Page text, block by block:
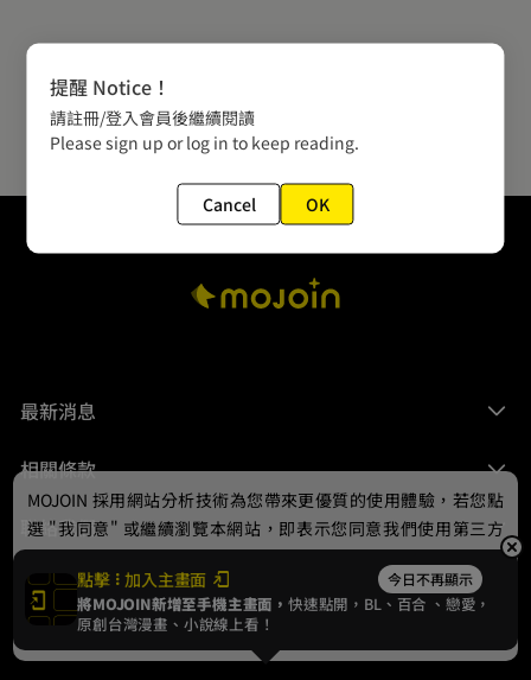
最新消息
相關條款
聯絡我們
© 2024 gamania Digital Entertainment Co., Ltd.
點擊 加入主畫面 今日不再顯示
將MOJOIN新增至手機主畫面，快速點開，BL、 百合 、戀愛，
原創台灣漫畫、小說線上看！
MOJOIN 採用網站分析技術為您帶來更優質的使用體驗，若您點
選 "我同意" 或繼續瀏覽本網站，即表示您同意我們使用第三方
Cookie，欲瞭解更多資訊請見隱私權政策。
我同意
提醒 Notice！
請註冊/登入會員後繼續閱讀
Please sign up or log in to keep reading.
Cancel OK